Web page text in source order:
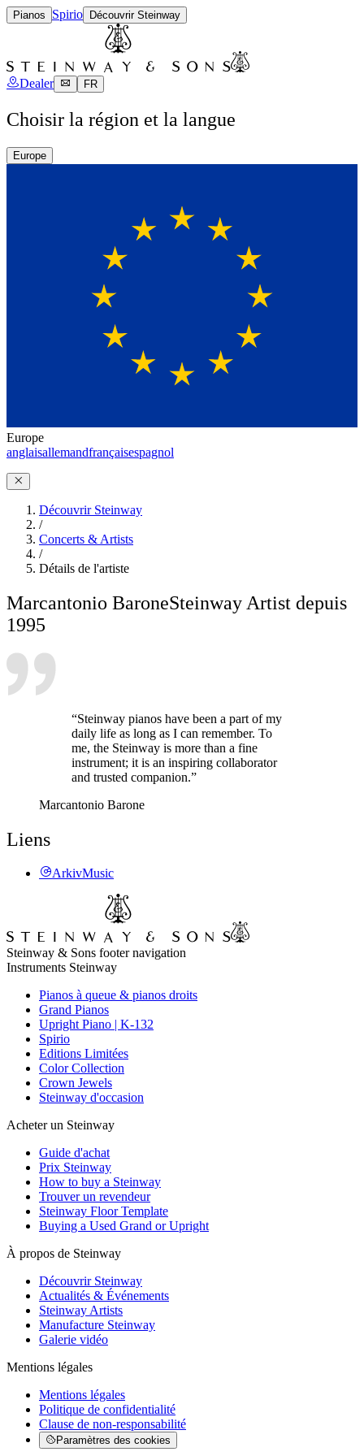
Pianos Spirio Découvrir Steinway
Dealer FR
Choisir la région et la langue
Europe
Europe
anglaisallemandfrançaisespagnol
Découvrir Steinway
/
Concerts & Artists
/
Détails de l'artiste
Marcantonio BaroneSteinway Artist depuis
1995
“Steinway pianos have been a part of my
daily life as long as I can remember. To
me, the Steinway is more than a fine
instrument; it is an inspiring collaborator
and trusted companion.”
Marcantonio Barone
Liens
ArkivMusic
Steinway & Sons footer navigation
Instruments Steinway
Pianos à queue & pianos droits
Grand Pianos
Upright Piano | K-132
Spirio
Editions Limitées
Color Collection
Crown Jewels
Steinway d'occasion
Acheter un Steinway
Guide d'achat
Prix Steinway
How to buy a Steinway
Trouver un revendeur
Steinway Floor Template
Buying a Used Grand or Upright
À propos de Steinway
Découvrir Steinway
Actualités & Événements
Steinway Artists
Manufacture Steinway
Galerie vidéo
Mentions légales
Mentions légales
Politique de confidentialité
Clause de non-responsabilité
Paramètres des cookies